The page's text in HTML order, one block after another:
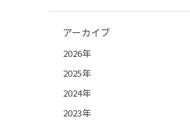
アーカイブ
2026年
2025年
2024年
2023年